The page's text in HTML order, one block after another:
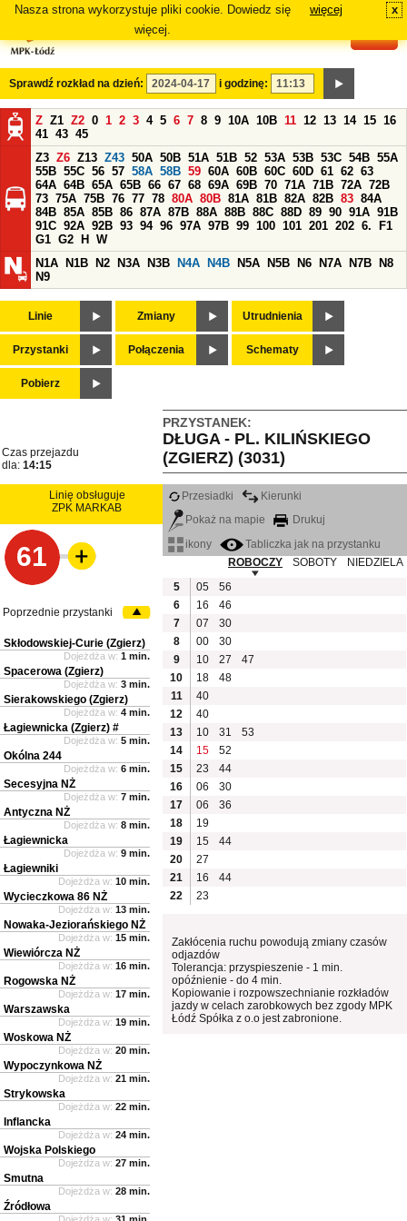
Nasza strona wykorzystuje pliki cookie. Dowiedz się
więcej.
więcej x
Sprawdź rozkład na dzień: i godzinę:
Z Z1 Z2 0 1 2 3 4 5 6 7 8 9 10A 10B 11 12 13 14 15 16
41 43 45
Z3 Z6 Z13 Z43 50A 50B 51A 51B 52 53A 53B 53C 54B 55A
55B 55C 56 57 58A 58B 59 60A 60B 60C 60D 61 62 63
64A 64B 65A 65B 66 67 68 69A 69B 70 71A 71B 72A 72B
73 75A 75B 76 77 78 80A 80B 81A 81B 82A 82B 83 84A
84B 85A 85B 86 87A 87B 88A 88B 88C 88D 89 90 91A 91B
91C 92A 92B 93 94 96 97A 97B 99 100 101 201 202 6.
F1
G1 G2 H
W
N1A
N1B N2 N3A N3B N4A N4B N5A N5B N6 N7A N7B
N8
N9
Linie Zmiany Utrudnienia
Przystanki Połączenia Schematy
Pobierz
PRZYSTANEK:
DŁUGA - PL. KILIŃSKIEGO
(ZGIERZ) (3031)
Czas przejazdu
dla: 14:15
Linię obsługuje
ZPK MARKAB
61
Przesiadki
Kierunki
Pokaż na mapie
Drukuj
ikony
Tabliczka jak na przystanku
ROBOCZY
SOBOTY
NIEDZIELA
5
05
56
6
16
46
7
07
30
8
00
30
9
10 27
47
10
18
48
11
40
12
40
13
10 31
53
14
15
52
15
23
44
16
06
30
17
06
36
18
19
19
15
44
20
27
21
16
44
22
23
Zakłócenia ruchu powodują zmiany czasów
odjazdów
Tolerancja: przyspieszenie - 1 min.
opóźnienie - do 4 min.
Kopiowanie i rozpowszechnianie rozkładów
jazdy w celach zarobkowych bez zgody MPK
Łódź Spółka z o.o jest zabronione.
Poprzednie przystanki
Skłodowskiej-Curie (Zgierz)
Dojeżdża w: 1 min.
Spacerowa (Zgierz)
Dojeżdża w: 3 min.
Sierakowskiego (Zgierz)
Dojeżdża w: 4 min.
Łagiewnicka (Zgierz) #
Dojeżdża w: 5 min.
Okólna 244
Dojeżdża w: 6 min.
Secesyjna NŻ
Dojeżdża w: 7 min.
Antyczna NŻ
Dojeżdża w: 8 min.
Łagiewnicka
Dojeżdża w: 9 min.
Łagiewniki
Dojeżdża w: 10 min.
Wycieczkowa 86 NŻ
Dojeżdża w: 13 min.
Nowaka-Jeziorańskiego NŻ
Dojeżdża w: 15 min.
Wiewiórcza NŻ
Dojeżdża w: 16 min.
Rogowska NŻ
Dojeżdża w: 17 min.
Warszawska
Dojeżdża w: 19 min.
Woskowa NŻ
Dojeżdża w: 20 min.
Wypoczynkowa NŻ
Dojeżdża w: 21 min.
Strykowska
Dojeżdża w: 22 min.
Inflancka
Dojeżdża w: 24 min.
Wojska Polskiego
Dojeżdża w: 27 min.
Smutna
Dojeżdża w: 28 min.
Źródłowa